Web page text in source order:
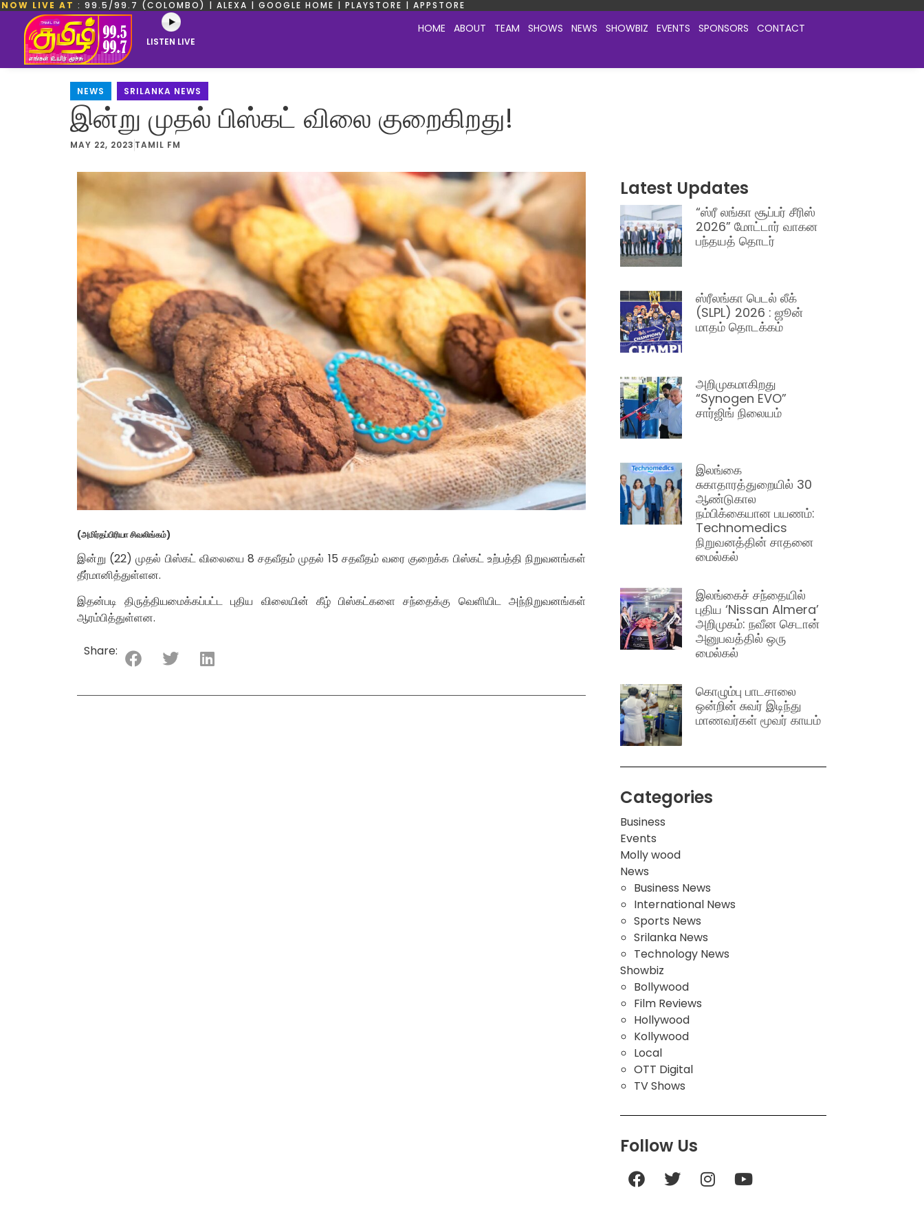
NOW LIVE AT : 99.5/99.7 (COLOMBO) | ALEXA | GOOGLE HOME | PLAYSTORE | APPSTORE
LISTEN LIVE
HOME ABOUT TEAM SHOWS NEWS SHOWBIZ EVENTS SPONSORS CONTACT
NEWS SRILANKA NEWS
இன்று முதல் பிஸ்கட் விலை குறைகிறது!
MAY 22, 2023 TAMIL FM
(அமிர்தப்பிரியா சிவலிங்கம்)
இன்று (22) முதல் பிஸ்கட் விலையை 8 சதவீதம் முதல் 15 சதவீதம் வரை குறைக்க பிஸ்கட் உற்பத்தி நிறுவனங்கள்
தீர்மானித்துள்ளன.
இதன்படி திருத்தியமைக்கப்பட்ட புதிய விலையின் கீழ் பிஸ்கட்களை சந்தைக்கு வெளியிட அந்நிறுவனங்கள்
ஆரம்பித்துள்ளன.
Share:
Latest Updates
“ஸ்ரீ லங்கா சூப்பர் சீரிஸ்
2026” மோட்டார் வாகன
பந்தயத் தொடர்
ஸ்ரீலங்கா பெடல் லீக்
(SLPL) 2026 : ஜூன்
மாதம் தொடக்கம்
அறிமுகமாகிறது
“Synogen EVO”
சார்ஜிங் நிலையம்
இலங்கை
சுகாதாரத்துறையில் 30
ஆண்டுகால
நம்பிக்கையான பயணம்:
Technomedics
நிறுவனத்தின் சாதனை
மைல்கல்
இலங்கைச் சந்தையில்
புதிய ‘Nissan Almera’
அறிமுகம்: நவீன செடான்
அனுபவத்தில் ஒரு
மைல்கல்
கொழும்பு பாடசாலை
ஒன்றின் சுவர் இடிந்து
மாணவர்கள் மூவர் காயம்
Categories
Business
Events
Molly wood
News
Business News
International News
Sports News
Srilanka News
Technology News
Showbiz
Bollywood
Film Reviews
Hollywood
Kollywood
Local
OTT Digital
TV Shows
Follow Us